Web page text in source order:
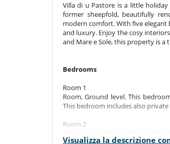
Villa di u Pastore is a little
former sheepfold, beautifully
modern comfort. With five elegant
and luxury. Enjoy the cosy
and Mare e Sole, this property is
Bedrooms
Room 1
Room, Ground level. This
This bedroom includes also private
Room 2
Visualizza la descrizione